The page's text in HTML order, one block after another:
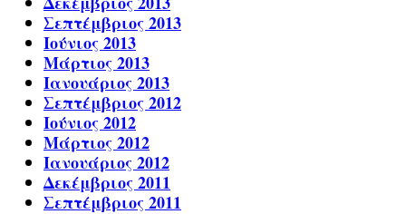
Σεπτέμβριος 2013
Ιούνιος 2013
Μάρτιος 2013
Ιανουάριος 2013
Σεπτέμβριος 2012
Ιούνιος 2012
Μάρτιος 2012
Ιανουάριος 2012
Δεκέμβριος 2011
Σεπτέμβριος 2011